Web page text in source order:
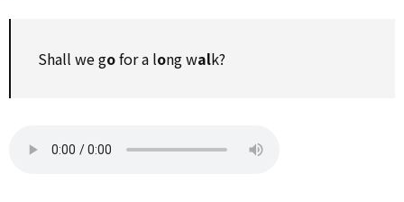
Shall we gofor a long walk?